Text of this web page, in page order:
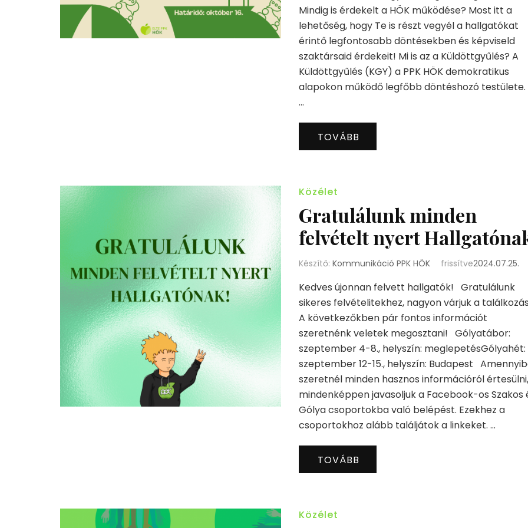
Mindig is érdekelt a HÖK működése? Most itt a
lehetőség, hogy Te is részt vegyél a hallgatókat
érintő legfontosabb döntésekben és képviseld
szaktársaid érdekeit! Mi is az a Küldöttgyűlés? A
Küldöttgyűlés (KGY) a PPK HÖK demokratikus
alapokon működő legfőbb döntéshozó testülete.
…
TOVÁBB
Közélet
Gratulálunk minden
felvételt nyert
Készítő: Kommunikáció PPK HÖK frissítve2024.07.25.
Kedves újonnan felvett hallgatók! Gratulálunk
sikeres felvételitekhez, nagyon várjuk a
A következőkben pár fontos információt
szeretnénk veletek megosztani! Gólyatábor:
szeptember 4-8., helyszín: meglepetésGólyahét:
szeptember 12-15., helyszín: Budapest
szeretnél minden hasznos információról értesülni,
mindenképpen javasoljuk a Facebook-os Szakos
Gólya csoportokba való belépést. Ezekhez a
csoportokhoz alább találjátok a linkeket. …
TOVÁBB
Közélet